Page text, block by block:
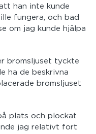
han inte kunde
fungera, och bad
om jag kunde hjälpa
bromsljuset tyckte
ha de beskrivna
bromsljuset
plats och plockat
jag relativt fort